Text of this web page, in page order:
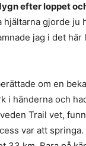
efter loppet
gjorde ju
jag i det
om en
i händerna och
Trail vet,
var att